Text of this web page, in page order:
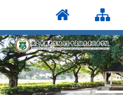
到
主
要
內
容